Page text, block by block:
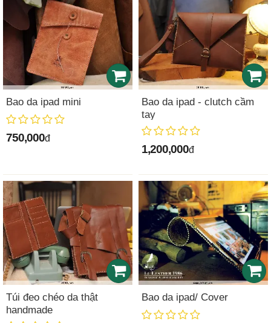
Bao da ipad mini
750,000đ
Bao da ipad - clutch cầm
tay
1,200,000đ
Túi đeo chéo da thật
handmade
Bao da ipad/ Cover